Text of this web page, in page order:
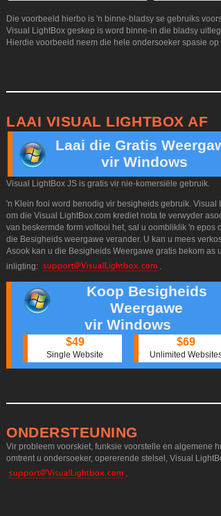
Die voorbeeld hierbo is 'n binne-bladsy se gebruiks
Visual LightBox geskep is word binne-in die bladsy
Hierdie voorbeeld neem die hele ondersoeker spasie op
LAAI VISUAL LIGHTBOX AF
Laai die Gratis
vir Windows
Visual LightBox JS is gratis vir nie-komersiële gebruik.
'n Klein fooi word benodig vir besigheids gebruik.
om die Visual LightBox.com krediet nota te verwyder
van beskermde form voltooi het, sal u oombliklik 'n
die Besigheids weergawe verander. U kan u mees
Asook kan u die Besigheids Weergawe gratis bekom
inligting:
.
Koop Besigheids
Weergawe
vir Windows
$49
Single Website
$69
Unlimited
ONDERSTEUNING
Vir probleem voorskiet, funksie voorstelle en algemene
omtrent u ondersoeker, opererende stelsel, Visual
.